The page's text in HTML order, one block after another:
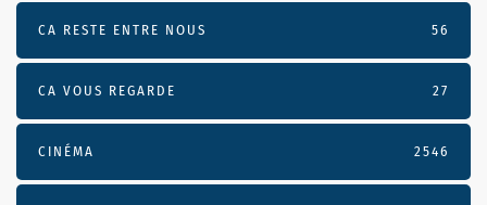
CA RESTE ENTRE NOUS 56
CA VOUS REGARDE 27
CINÉMA 2546